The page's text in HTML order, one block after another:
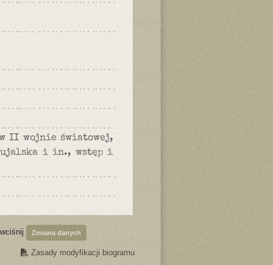
II wojnie światowej,
i in., wstęp i
Zmiana danych
Zasady modyfikacji biogramu